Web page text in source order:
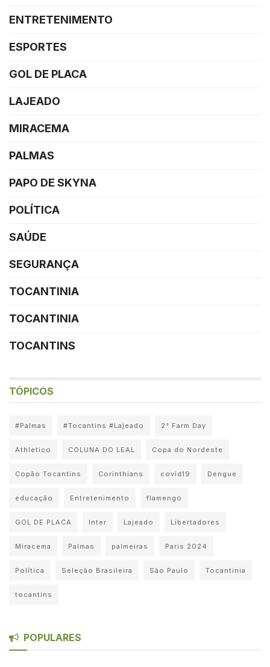
ENTRETENIMENTO
ESPORTES
GOL DE PLACA
LAJEADO
MIRACEMA
PALMAS
PAPO DE SKYNA
POLÍTICA
SAÚDE
SEGURANÇA
TOCANTINIA
TOCANTINIA
TOCANTINS
TÓPICOS
#Palmas #Tocantins #Lajeado 2° Farm Day
Athletico COLUNA DO LEAL Copa do Nordeste
Copão Tocantins Corinthians covid19 Dengue
educação Entretenimento flamengo
GOL DE PLACA Inter Lajeado Libertadores
Miracema Palmas palmeiras Paris 2024
Política Seleção Brasileira São Paulo Tocantinia
tocantins
POPULARES